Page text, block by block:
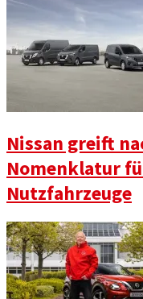
Nissan greift
Nomenklatur
Nutzfahrzeuge